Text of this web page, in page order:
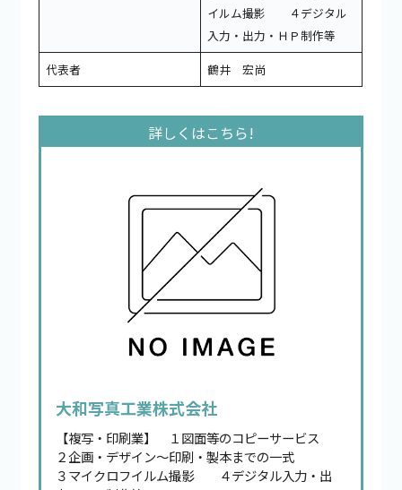
イルム撮影 ４デジタル
入力・出力・ＨＰ制作等
代表者
鶴井 宏尚
大和写真工業株式会社
【複写・印刷業】 １図面等のコピーサービス
２企画・デザイン～印刷・製本までの一式
３マイクロフイルム撮影 ４デジタル入力・出